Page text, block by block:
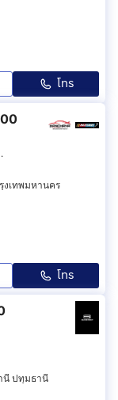
โทร
เทพมหานคร
โทร
นี ปทุมธานี